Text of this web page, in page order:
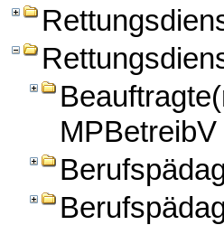
MPBetreibV